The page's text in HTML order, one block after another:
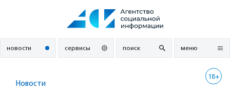
новости сервисы поиск меню
18+
Новости